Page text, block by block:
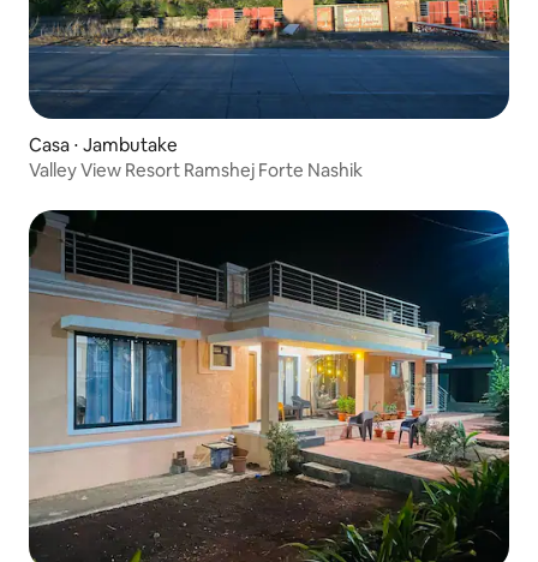
Casa ⋅ Jambutake
Valley View Resort Ramshej Forte Nashik